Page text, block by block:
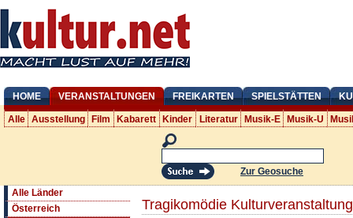
HOME VERANSTALTUNGEN FREIKARTEN SPIELSTÄTTEN
Alle Ausstellung Film Kabarett Kinder Literatur Musik-E Musik-U
Zur Geosuche
Alle Länder
Österreich
Tragikomödie